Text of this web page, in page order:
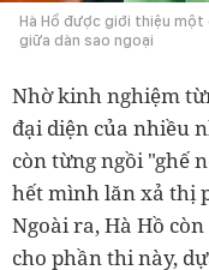
Hà Hồ được giới thiệu
giữa dàn sao ngoại
Nhờ kinh nghiệm
đại diện của nhiều
còn từng ngồi "ghế
hết mình lăn xả thị
Ngoài ra, Hà Hồ
cho phần thi này,